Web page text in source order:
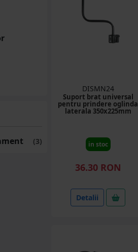
(3)
DISMN24
Suport brat universal
pentru prindere oglinda
laterala 350x225mm
in stoc
36.30 RON
Detalii